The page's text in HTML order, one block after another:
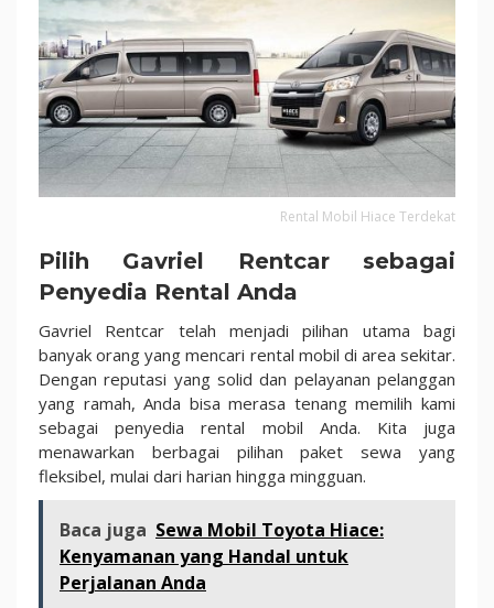
Rental Mobil Hiace Terdekat
Pilih Gavriel Rentcar sebagai
Penyedia Rental Anda
Gavriel Rentcar telah menjadi pilihan utama bagi
banyak orang yang mencari rental mobil di area sekitar.
Dengan reputasi yang solid dan pelayanan pelanggan
yang ramah, Anda bisa merasa tenang memilih kami
sebagai penyedia rental mobil Anda. Kita juga
menawarkan berbagai pilihan paket sewa yang
fleksibel, mulai dari harian hingga mingguan.
Baca juga Sewa Mobil Toyota Hiace:
Kenyamanan yang Handal untuk
Perjalanan Anda